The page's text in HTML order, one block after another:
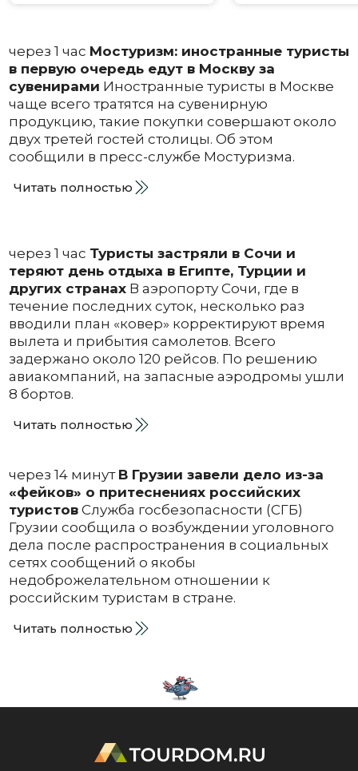
через 1 час Мостуризм: иностранные туристы
в первую очередь едут в Москву за
сувенирами Иностранные туристы в Москве
чаще всего тратятся на сувенирную
продукцию, такие покупки совершают около
двух третей гостей столицы. Об этом
сообщили в пресс-службе Мостуризма.
Читать полностью
через 1 час Туристы застряли в Сочи и
теряют день отдыха в Египте, Турции и
других странахВ аэропорту Сочи, где в
течение последних суток, несколько раз
вводили план «ковер» корректируют время
вылета и прибытия самолетов. Всего
задержано около 120 рейсов. По решению
авиакомпаний, на запасные аэродромы ушли
8 бортов.
Читать полностью
через 14 минут В Грузии завели дело из-за
«фейков» о притеснениях российских
туристовСлужба госбезопасности (СГБ)
Грузии сообщила о возбуждении уголовного
дела после распространения в социальных
сетях сообщений о якобы
недоброжелательном отношении к
российским туристам в стране.
Читать полностью